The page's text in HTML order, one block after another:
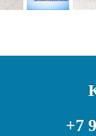
+7